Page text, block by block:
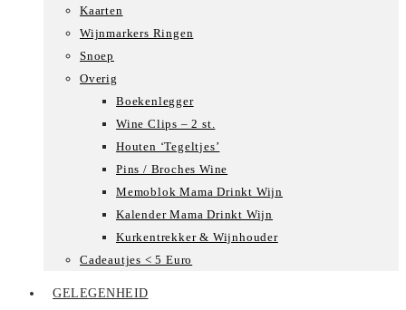
Kaarten
Wijnmarkers Ringen
Snoep
Overig
Boekenlegger
Wine Clips – 2 st.
Houten ‘Tegeltjes’
Pins / Broches Wine
Memoblok Mama Drinkt Wijn
Kalender Mama Drinkt Wijn
Kurkentrekker & Wijnhouder
Cadeautjes < 5 Euro
GELEGENHEID